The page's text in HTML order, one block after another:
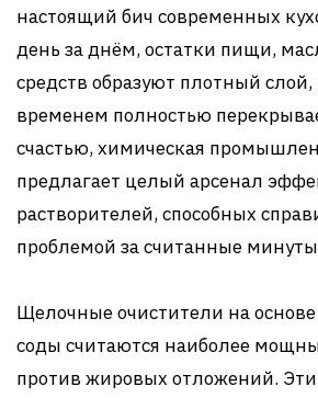
настоящий бич современных
день за днём, остатки пищи,
средств образуют плотный
временем полностью
счастью, химическая
предлагает целый арсенал
растворителей, способных
проблемой за считанные
Щелочные очистители на основе
соды считаются наиболее
против жировых отложений. Эти